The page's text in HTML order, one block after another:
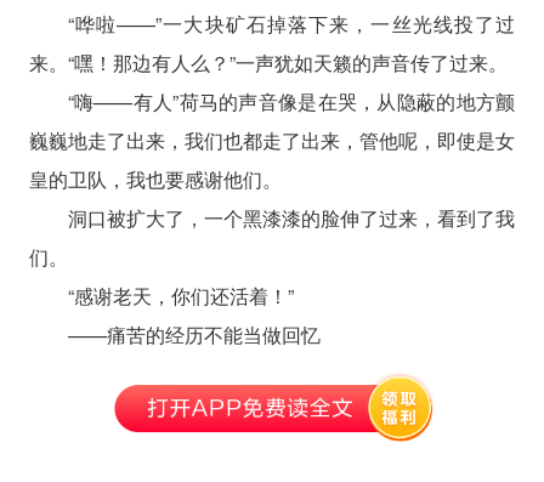
“哗啦——”一大块矿石掉落下来，一丝光线投了过
来。“嘿！那边有人么？”一声犹如天籁的声音传了过来。
“嗨——有人”荷马的声音像是在哭，从隐蔽的地方颤
巍巍地走了出来，我们也都走了出来，管他呢，即使是女
皇的卫队，我也要感谢他们。
洞口被扩大了，一个黑漆漆的脸伸了过来，看到了我
们。
“感谢老天，你们还活着！”
——痛苦的经历不能当做回忆